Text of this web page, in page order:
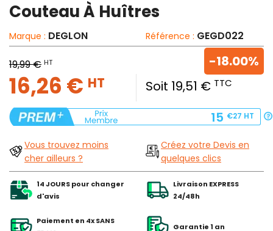
Couteau À Huîtres
Marque : DEGLON Référence : GEGD022
19,99 € HT
16,26 € HT Soit 19,51 € TTC
-18.00%
15 €27 HT
Vous trouvez moins
cher ailleurs ?
Créez votre Devis en
quelques clics
14 JOURS pour changer
d'avis
Livraison EXPRESS
24/48h
Paiement en 4x SANS
Garantie 1 an